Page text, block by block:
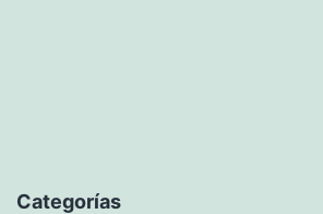
Categorías